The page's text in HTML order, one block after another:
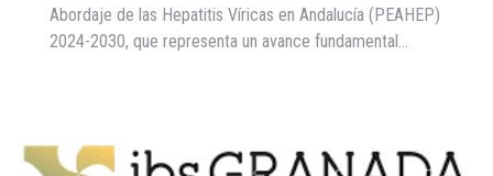
Abordaje de las Hepatitis Víricas en Andalucía (PEAHEP)
2024-2030, que representa un avance fundamental…